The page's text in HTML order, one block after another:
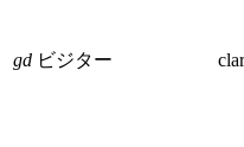
gd ビジター